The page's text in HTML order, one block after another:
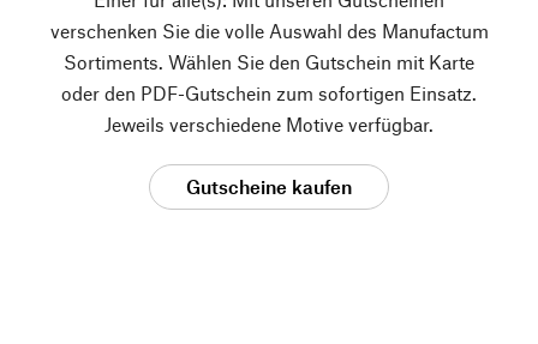
verschenken Sie die volle Auswahl des Manufactum
Sortiments. Wählen Sie den Gutschein mit Karte
oder den PDF-Gutschein zum sofortigen Einsatz.
Jeweils verschiedene Motive verfügbar.
Gutscheine kaufen